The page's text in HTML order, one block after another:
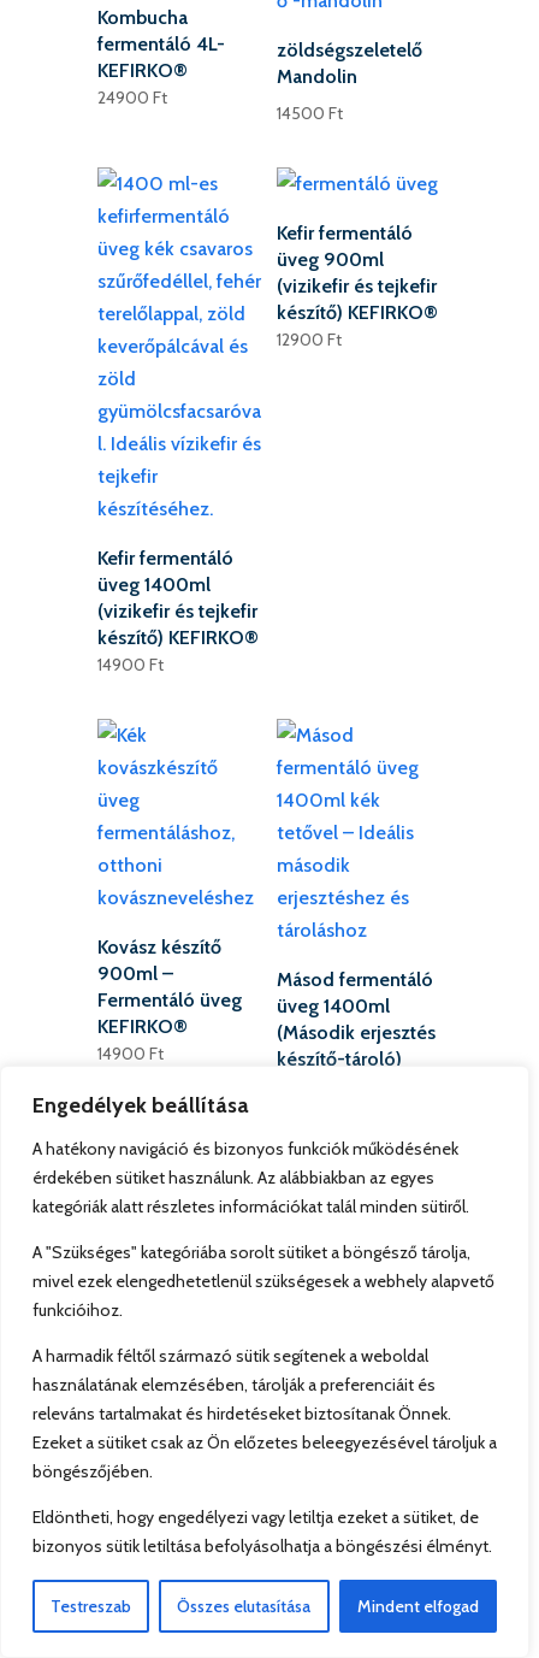
Engedélyek beállítása
A hatékony navigáció és bizonyos funkciók működésének
érdekében sütiket használunk. Az alábbiakban az egyes
kategóriák alatt részletes információkat talál minden sütiről.
A "Szükséges" kategóriába sorolt sütiket a böngésző tárolja,
mivel ezek elengedhetetlenül szükségesek a webhely alapvető
funkcióihoz.
A harmadik féltől származó sütik segítenek a weboldal
használatának elemzésében, tárolják a preferenciáit és
releváns tartalmakat és hirdetéseket biztosítanak Önnek.
Ezeket a sütiket csak az Ön előzetes beleegyezésével tároljuk a
böngészőjében.
Eldöntheti, hogy engedélyezi vagy letiltja ezeket a sütiket, de
bizonyos sütik letiltása befolyásolhatja a böngészési élményt.
Testreszab Összes elutasítása Mindent elfogad
Kombucha
fermentáló 4L-
KEFIRKO®
24900 Ft
zöldségszeletelő
Mandolin
14500 Ft
Kefir fermentáló
üveg 1400ml
(vizikefir és tejkefir
készítő) KEFIRKO®
14900 Ft
Kefir fermentáló
üveg 900ml
(vizikefir és tejkefir
készítő) KEFIRKO®
12900 Ft
Kovász készítő
900ml –
Fermentáló üveg
KEFIRKO®
14900 Ft
Másod fermentáló
üveg 1400ml
(Második erjesztés
készítő-tároló)